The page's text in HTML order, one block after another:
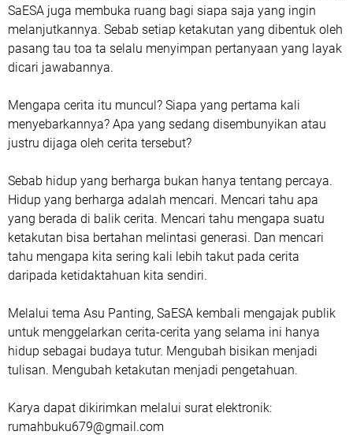
SaESA juga membuka ruang bagi siapa saja yang ingin
melanjutkannya. Sebab setiap ketakutan yang dibentuk oleh
pasang tau toa ta selalu menyimpan pertanyaan yang layak
dicari jawabannya.
Mengapa cerita itu muncul? Siapa yang pertama kali
menyebarkannya? Apa yang sedang disembunyikan atau
justru dijaga oleh cerita tersebut?
Sebab hidup yang berharga bukan hanya tentang percaya.
Hidup yang berharga adalah mencari. Mencari tahu apa
yang berada di balik cerita. Mencari tahu mengapa suatu
ketakutan bisa bertahan melintasi generasi. Dan mencari
tahu mengapa kita sering kali lebih takut pada cerita
daripada ketidaktahuan kita sendiri.
Melalui tema Asu Panting, SaESA kembali mengajak publik
untuk menggelarkan cerita-cerita yang selama ini hanya
hidup sebagai budaya tutur. Mengubah bisikan menjadi
tulisan. Mengubah ketakutan menjadi pengetahuan.
Karya dapat dikirimkan melalui surat elektronik:
rumahbuku679@gmail.com